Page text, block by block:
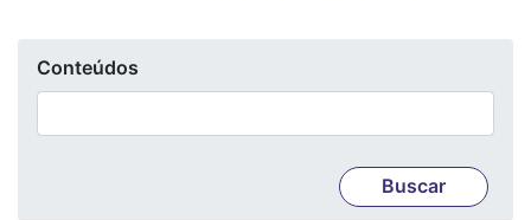
Conteúdos